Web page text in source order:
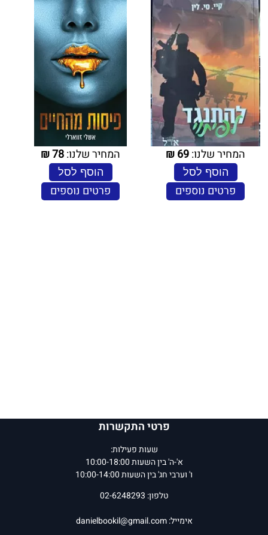
המחיר שלנו:69
₪
הוסף לסל
פרטים נוספים
המחיר שלנו:78
₪
הוסף לסל
פרטים נוספים
פרטי התקשרות
שעות פעילות:
א'-ה' בין השעות 10:00-18:00
ו' וערבי חג' בין השעות 10:00-14:00
טלפון: 02-6248293
אימייל:danielbookil@gmail.com